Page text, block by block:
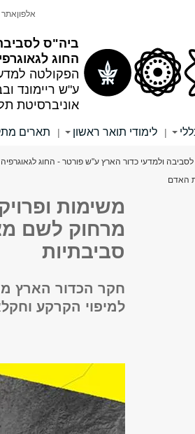
ביה"ס
החוג
הפקולטה
ע"ש ריימונד
אוניברסיטת
אלפוןאתר
| לימודי תואר ראשון | תארים
כאן ולמדעי כדור הארץ ע"ש פורטר - החוג לגאוגרפיה
האדם
משימות
מרחוק לשם
סביבתיות
חקר הכדור הארץ
למיפוי הקרקע